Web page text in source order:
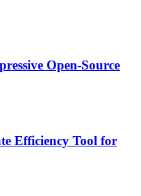
Open-Source
Efficiency Tool for